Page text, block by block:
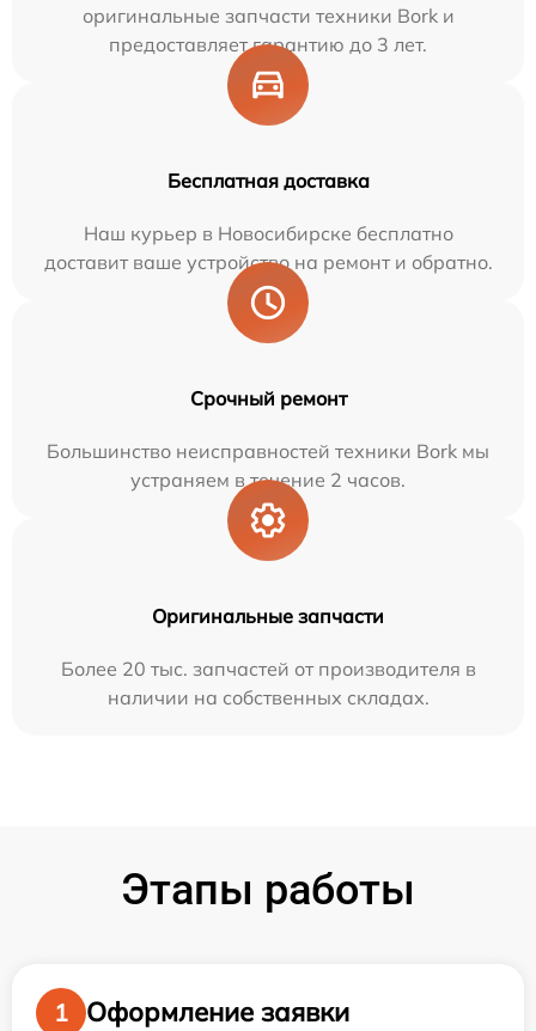
оригинальные запчасти техники Bork и
предоставляет гарантию до 3 лет.
Бесплатная доставка
Наш курьер в Новосибирске бесплатно
доставит ваше устройство на ремонт и обратно.
Срочный ремонт
Большинство неисправностей техники Bork мы
устраняем в течение 2 часов.
Оригинальные запчасти
Более 20 тыс. запчастей от производителя в
наличии на собственных складах.
Этапы работы
1
Оформление заявки